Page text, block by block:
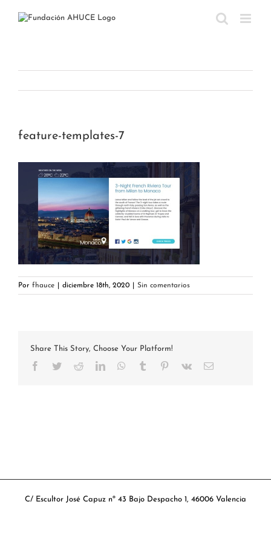
feature-templates-7
Por fhauce diciembre 18th, 2020 Sin comentarios
Share This Story, Choose Your Platform!
Facebook
TwitterRedditLinkedInWhatsApp
Tumblr Pinterest
Vk
Correo
C/ Escultor José Capuz nº 43 Bajo Despacho 1, 46006 Valencia